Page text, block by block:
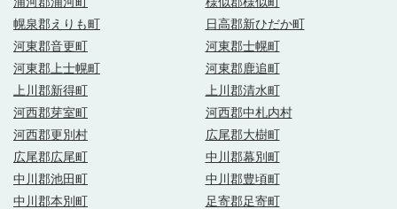
幌泉郡えりも町
日高郡新ひだか町
河東郡音更町
河東郡士幌町
河東郡上士幌町
河東郡鹿追町
上川郡新得町
上川郡清水町
河西郡芽室町
河西郡中札内村
河西郡更別村
広尾郡大樹町
広尾郡広尾町
中川郡幕別町
中川郡池田町
中川郡豊頃町
中川郡本別町
足寄郡足寄町